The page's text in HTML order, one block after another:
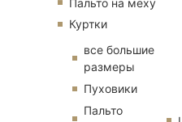
Куртки
все большие
размеры
Пуховики
Пальто